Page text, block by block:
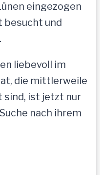
eingezogen
besucht und
liebevoll im
die mittlerweile
ist jetzt nur
nach ihrem